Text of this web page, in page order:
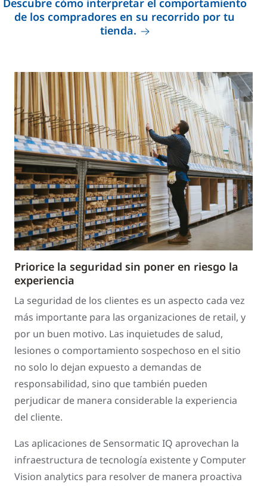
Descubre cómo interpretar el comportamiento
de los compradores en su recorrido por tu
tienda.
Priorice la seguridad sin poner en riesgo la
experiencia
La seguridad de los clientes es un aspecto cada vez
más importante para las organizaciones de retail, y
por un buen motivo. Las inquietudes de salud,
lesiones o comportamiento sospechoso en el sitio
no solo lo dejan expuesto a demandas de
responsabilidad, sino que también pueden
perjudicar de manera considerable la experiencia
del cliente.
Las aplicaciones de Sensormatic IQ aprovechan la
infraestructura de tecnología existente y Computer
Vision analytics para resolver de manera proactiva